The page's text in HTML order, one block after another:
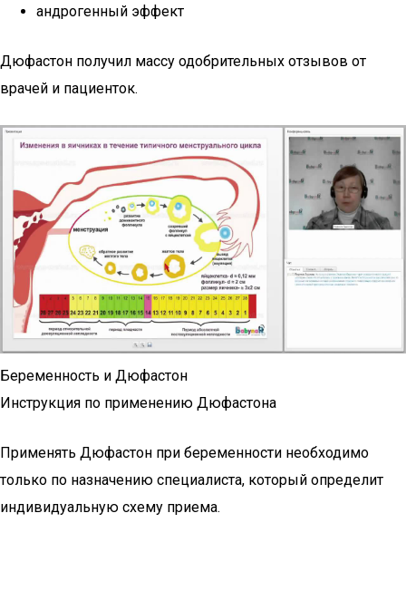
андрогенный эффект
Дюфастон получил массу одобрительных отзывов от
врачей и пациенток.
Беременность и Дюфастон
Инструкция по применению Дюфастона
Применять Дюфастон при беременности необходимо
только по назначению специалиста, который определит
индивидуальную схему приема.